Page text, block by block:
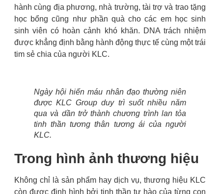
hành cùng địa phương, nhà trường, tài trợ và trao tặng
học bổng cũng như phần quà cho các em học sinh
sinh viên có hoàn cảnh khó khăn. DNA trách nhiệm
được khẳng định bằng hành động thực tế cùng một trái
tim sẻ chia của người KLC.
Ngày hội hiến máu nhân đạo thường niên
được KLC Group duy trì suốt nhiều năm
qua và dần trở thành chương trình lan tỏa
tinh thần tương thân tương ái của người
KLC.
Trong hình ảnh thương hiệu
Không chỉ là sản phẩm hay dịch vụ, thương hiệu KLC
còn được định hình bởi tinh thần tự hào của từng con